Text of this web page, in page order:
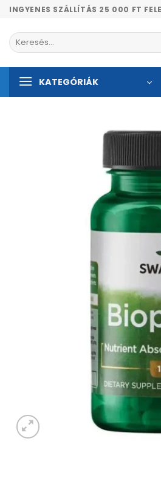
Skip
content
INGYENES SZÁLLÍTÁS 25 000 FT
Keresés
a
KATEGÓRIÁK